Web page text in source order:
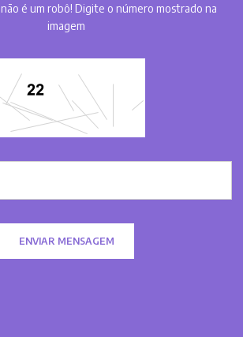
é um robô! Digite o número mostrado na
imagem
ENVIAR MENSAGEM